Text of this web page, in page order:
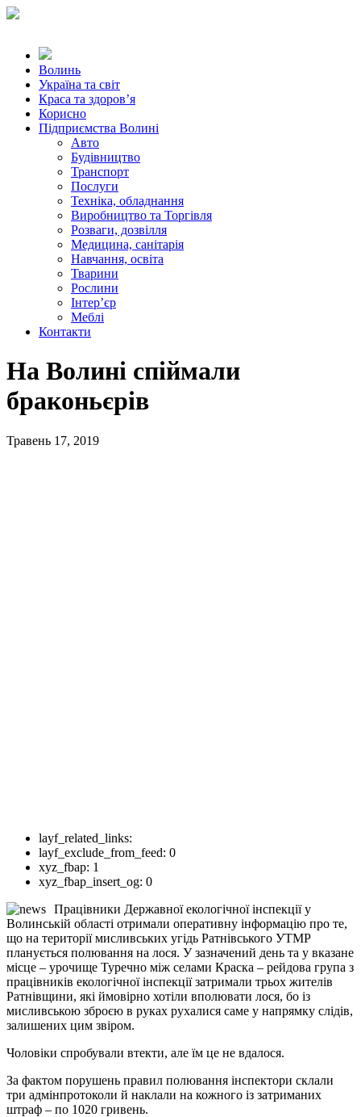
Волинь
Україна та світ
Краса та здоров’я
Корисно
Підприємства Волині
Авто
Будівництво
Транспорт
Послуги
Техніка, обладнання
Виробництво та Торгівля
Розваги, дозвілля
Медицина, санітарія
Навчання, освіта
Тварини
Рослини
Інтер’єр
Меблі
Контакти
На Волині спіймали
браконьєрів
Травень 17, 2019
layf_related_links:
layf_exclude_from_feed: 0
xyz_fbap: 1
xyz_fbap_insert_og: 0
Працівники Державної екологічної інспекції у
Волинській області отримали оперативну інформацію про те,
що на території мисливських угідь Ратнівського УТМР
планується полювання на лося. У зазначений день та у вказане
місце – урочище Туречно між селами Краска – рейдова група з
працівників екологічної інспекції затримали трьох жителів
Ратнівщини, які ймовірно хотіли вполювати лося, бо із
мисливською зброєю в руках рухалися саме у напрямку слідів,
залишених цим звіром.
Чоловіки спробували втекти, але їм це не вдалося.
За фактом порушень правил полювання інспектори склали
три адмінпротоколи й наклали на кожного із затриманих
штраф – по 1020 гривень.